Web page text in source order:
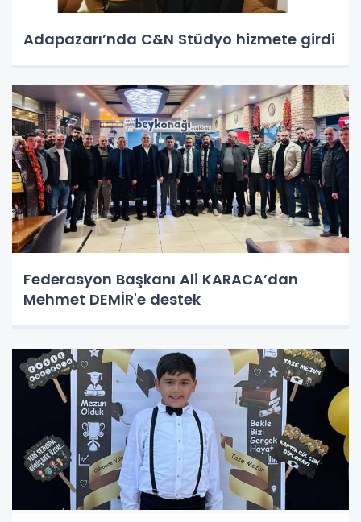
Adapazarı’nda C&N Stüdyo hizmete girdi
Federasyon Başkanı Ali KARACA’dan
Mehmet DEMİR'e destek